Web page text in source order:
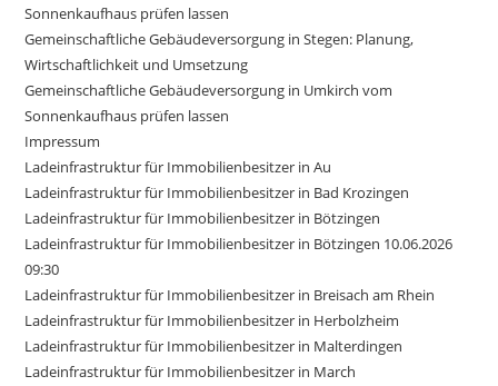
Sonnenkaufhaus prüfen lassen
Gemeinschaftliche Gebäudeversorgung in Stegen: Planung,
Wirtschaftlichkeit und Umsetzung
Gemeinschaftliche Gebäudeversorgung in Umkirch vom
Sonnenkaufhaus prüfen lassen
Impressum
Ladeinfrastruktur für Immobilienbesitzer in Au
Ladeinfrastruktur für Immobilienbesitzer in Bad Krozingen
Ladeinfrastruktur für Immobilienbesitzer in Bötzingen
Ladeinfrastruktur für Immobilienbesitzer in Bötzingen 10.06.2026
09:30
Ladeinfrastruktur für Immobilienbesitzer in Breisach am Rhein
Ladeinfrastruktur für Immobilienbesitzer in Herbolzheim
Ladeinfrastruktur für Immobilienbesitzer in Malterdingen
Ladeinfrastruktur für Immobilienbesitzer in March